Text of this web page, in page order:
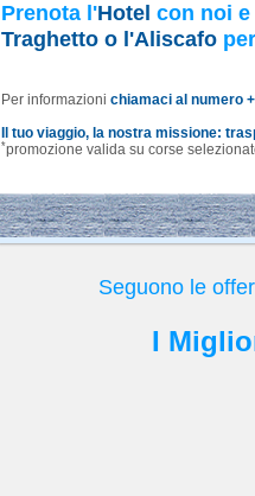
Prenota l'Hotel con noi e
Traghetto o l'Aliscafo
Per informazioni chiamaci al numero
Il tuo viaggio, la nostra missione:
*promozione valida su corse
Seguono le
I